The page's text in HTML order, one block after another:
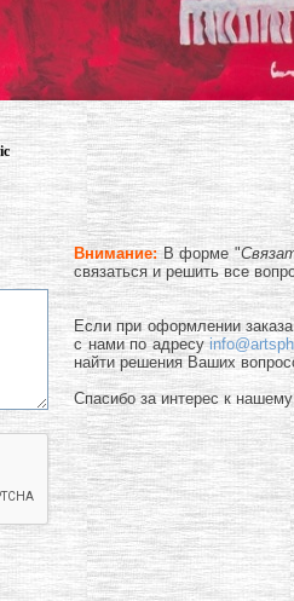
Внимание:В форме "
связаться и решить все
Если при оформлении
с нами по адресу
найти решения Ваших
Спасибо за интерес к